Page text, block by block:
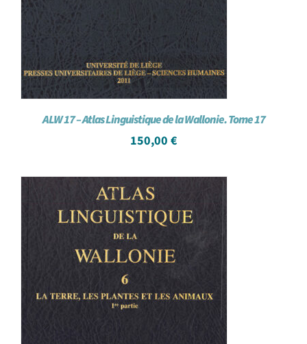
ALW 17 – Atlas Linguistique de la Wallonie. Tome 17
150,00 €